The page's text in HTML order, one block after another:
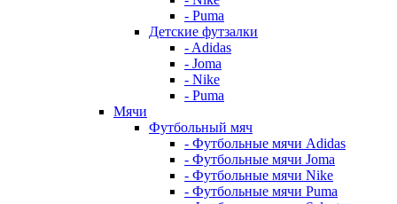
- Puma
Детские футзалки
- Adidas
- Joma
- Nike
- Puma
Мячи
Футбольный мяч
- Футбольные мячи Adidas
- Футбольные мячи Joma
- Футбольные мячи Nike
- Футбольные мячи Puma